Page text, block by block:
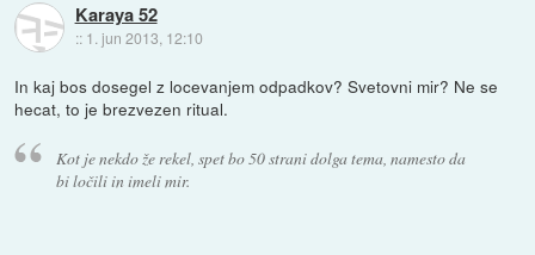
Karaya 52
:: 1. jun 2013, 12:10
In kaj bos dosegel z locevanjem odpadkov? Svetovni mir? Ne se
hecat, to je brezvezen ritual.
Kot je nekdo že rekel, spet bo 50 strani dolga tema, namesto da
bi ločili in imeli mir.